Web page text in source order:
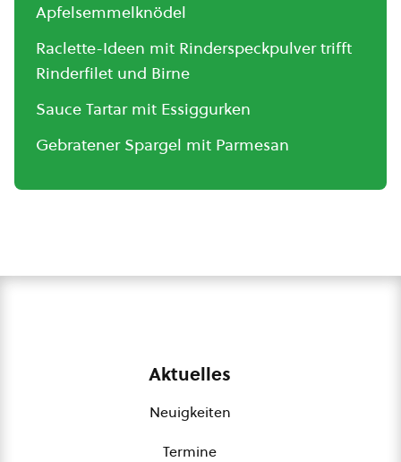
Apfelsemmelknödel
Raclette-Ideen mit Rinderspeckpulver trifft
Rinderfilet und Birne
Sauce Tartar mit Essiggurken
Gebratener Spargel mit Parmesan
Aktuelles
Neuigkeiten
Termine